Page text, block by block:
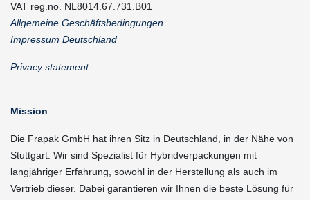
VAT reg.no. NL8014.67.731.B01
Allgemeine Geschäftsbedingungen
Impressum Deutschland
Privacy statement
Mission
Die Frapak GmbH hat ihren Sitz in Deutschland, in der Nähe von
Stuttgart. Wir sind Spezialist für Hybridverpackungen mit
langjähriger Erfahrung, sowohl in der Herstellung als auch im
Vertrieb dieser. Dabei garantieren wir Ihnen die beste Lösung für